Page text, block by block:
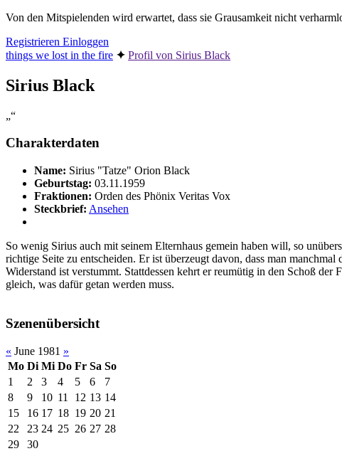
Von den Mitspielenden wird erwartet, dass sie Grausamkeit nicht
Registrieren Einloggen
things we lost in the fire ✦︎ Profil von Sirius Black
Sirius Black
„“
Charakterdaten
Name: Sirius "Tatze" Orion Black
Geburtstag: 03.11.1959
Fraktionen: Orden des Phönix Veritas Vox
Steckbrief: Ansehen
So wenig Sirius auch mit seinem Elternhaus gemein haben will, so
richtige Seite zu entscheiden. Er ist überzeugt davon, dass man
Widerstand ist verstummt. Stattdessen kehrt er reumütig in den Schoß
gleich, was dafür getan werden muss.
Szenenübersicht
« June 1981 »
Mo Di Mi Do Fr Sa So
1
2 3 4 5 6
7
8
9 10 11 12 13 14
15
16 17 18 19 20 21
22
23 24 25 26 27 28
29
30